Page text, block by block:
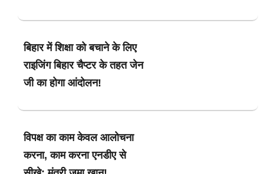
बिहार में शिक्षा को बचाने के लिए
राइजिंग बिहार चैप्टर के तहत जेन
जी का होगा आंदोलन!
विपक्ष का काम केवल आलोचना
करना, काम करना एनडीए से